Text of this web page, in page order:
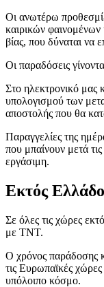
Οι ανωτέρω
καιρικών
βίας, που δύναται να
Οι παραδόσεις
Στο ηλεκτρονικό μας
υπολογισμού των
αποστολής που θα
Παραγγελίες της
που μπαίνουν μετά
εργάσιμη.
Εκτός
Σε όλες τις χώρες
με TNT.
Ο χρόνος παράδοσης
τις Ευρωπαϊκές
υπόλοιπο κόσμο.